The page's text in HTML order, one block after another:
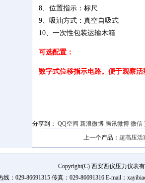
8、位置指示：标尺
9、吸油方式：真空自吸式
10、一次性包装运输木箱
可选配置：
数字式位移指示电路。便于观察
分享到： QQ空间 新浪微博 腾讯微博 微信
上一个产品： 超高压活
Copyright(C) 西安西仪压力仪表
线：029-86691315 传真：029-86691316 E-mail：